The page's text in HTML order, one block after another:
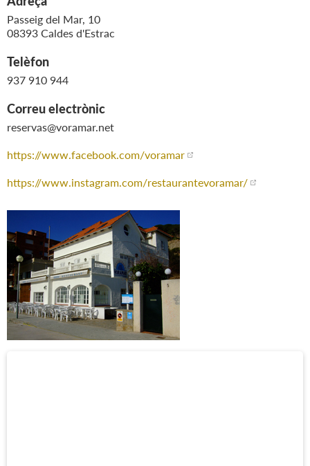
Passeig del Mar, 10
08393 Caldes d'Estrac
Telèfon
937 910 944
Correu electrònic
reservas@voramar.net
https://www.facebook.com/voramar
https://www.instagram.com/restaurantevoramar/